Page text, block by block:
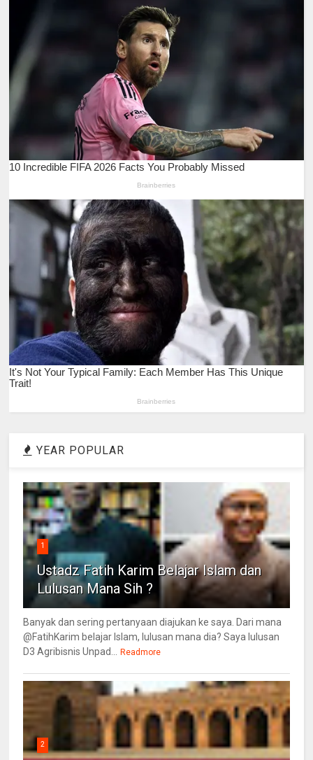
YEAR POPULAR
1
Ustadz Fatih Karim Belajar Islam dan
Lulusan Mana Sih ?
Banyak dan sering pertanyaan diajukan ke saya. Dari mana
@FatihKarim belajar Islam, lulusan mana dia? Saya lulusan
D3 Agribisnis Unpad...
Readmore
2